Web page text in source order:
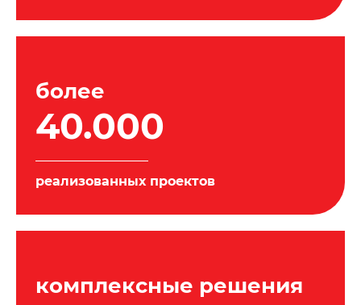
более
40.000
реализованных проектов
комплексные решения